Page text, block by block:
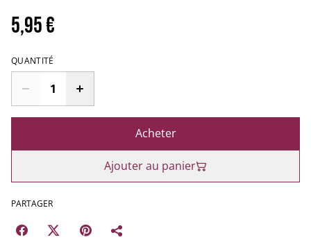
5,95 €
QUANTITÉ
Acheter
Ajouter au panier
PARTAGER